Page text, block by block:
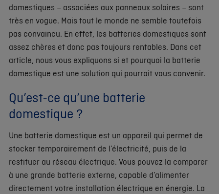
domestiques – associées aux panneaux solaires – sont
très en vogue. Mais tout le monde ne semble toutefois
pas convaincu. En effet, les batteries domestiques sont
assez chères et donc pas toujours rentables. Dans cet
article, nous vous expliquons si et pourquoi la batterie
domestique est une solution qui pourrait vous convenir.
Qu’est-ce qu’une batterie
domestique ?
Une batterie domestique est un appareil qui permet de
stocker temporairement de l’électricité, puis de la
restituer au réseau électrique. Vous pouvez la comparer
à une grande batterie externe, capable d’alimenter
directement votre installation électrique en énergie. La